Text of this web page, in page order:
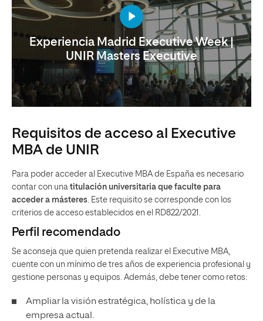
Experiencia Madrid Executive Week |
UNIR Masters Executive
Requisitos de acceso al Executive
MBA de UNIR
Para poder acceder al Executive MBA de España es necesario
contar con una titulación universitaria que faculte para
acceder a másteres . Este requisito se corresponde con los
criterios de acceso establecidos en el RD822/2021.
Perfil recomendado
Se aconseja que quien pretenda realizar el Executive MBA,
cuente con un mínimo de tres años de experiencia profesional y
gestione personas y equipos. Además, debe tener como retos:
Ampliar la visión estratégica, holística y de la
empresa actual.